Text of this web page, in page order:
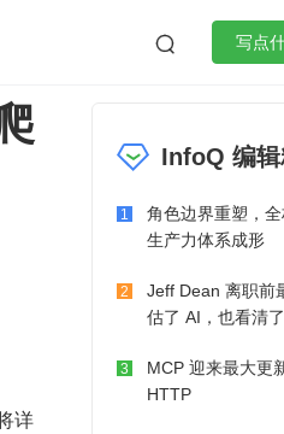
 写点
作
微服务架构
详
InfoQ 编
1
角色边界重塑，
生产力体系成形
2
Jeff Dean 离职前
估了 AI，也看清
3
MCP 迎来最大更
HTTP